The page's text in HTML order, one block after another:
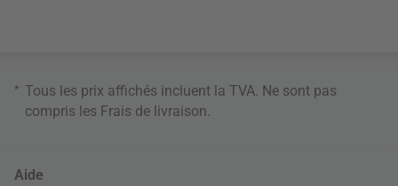
* Tous les prix affichés incluent la TVA. Ne sont pas
compris les Frais de livraison.
Aide